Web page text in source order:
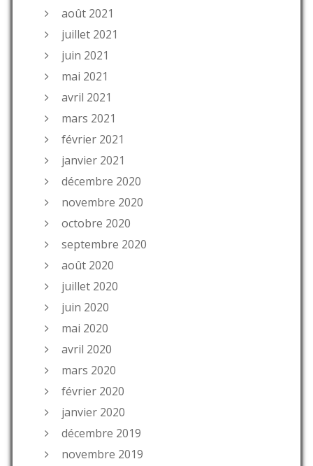
août 2021
juillet 2021
juin 2021
mai 2021
avril 2021
mars 2021
février 2021
janvier 2021
décembre 2020
novembre 2020
octobre 2020
septembre 2020
août 2020
juillet 2020
juin 2020
mai 2020
avril 2020
mars 2020
février 2020
janvier 2020
décembre 2019
novembre 2019